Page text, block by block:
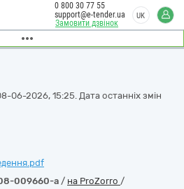
Замовити дзвінок
0 800 30 77 55
support@e-tender.ua
UK
06-2026, 15:25. Дата останніх змін
009660-a / на ProZorro /